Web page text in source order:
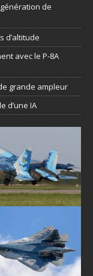
de
d’altitude
avec le P-8A
grande ampleur
d’une IA